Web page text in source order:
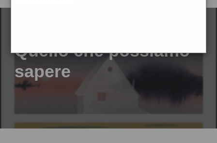
Quello che possiamo
sapere